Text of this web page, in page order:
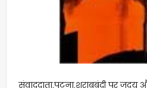
संवाददाता.पटना.शराबबंदी पर